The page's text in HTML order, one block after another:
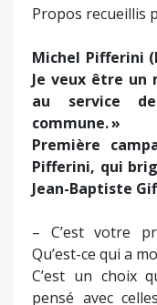
Propos recueillis
Michel Pifferini
Je veux être
au service
commune. »
Première
Pifferini, qui
Jean-Baptiste
– C’est votre
Qu’est-ce qui a
C’est un choix
pensé avec